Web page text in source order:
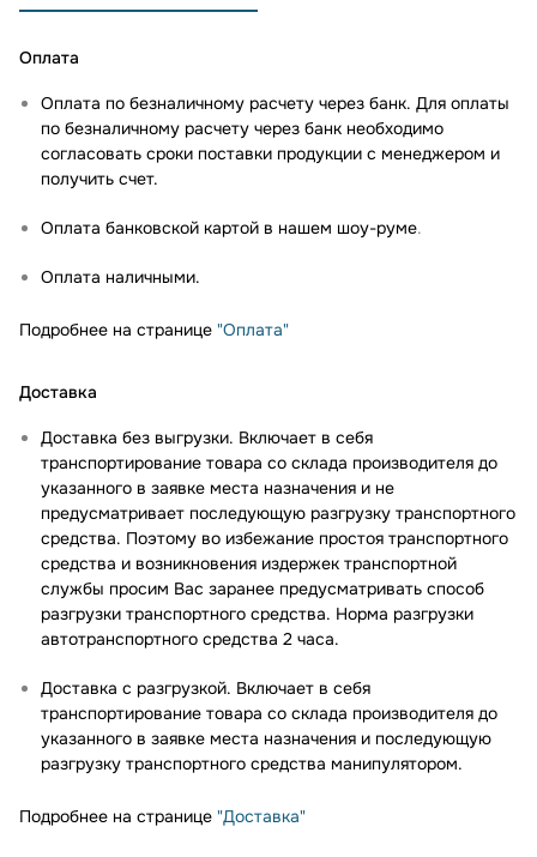
Оплата
Оплата по безналичному расчету через банк. Для оплаты
по безналичному расчету через банк необходимо
согласовать сроки поставки продукции с менеджером и
получить счет.
Оплата банковской картой в нашем шоу-руме.
Оплата наличными.
Подробнее на странице "Оплата"
Доставка
Доставка без выгрузки. Включает в себя
транспортирование товара со склада производителя до
указанного в заявке места назначения и не
предусматривает последующую разгрузку транспортного
средства. Поэтому во избежание простоя транспортного
средства и возникновения издержек транспортной
службы просим Вас заранее предусматривать способ
разгрузки транспортного средства. Норма разгрузки
автотранспортного средства 2 часа.
Доставка с разгрузкой. Включает в себя
транспортирование товара со склада производителя до
указанного в заявке места назначения и последующую
разгрузку транспортного средства манипулятором.
Подробнее на странице "Доставка"